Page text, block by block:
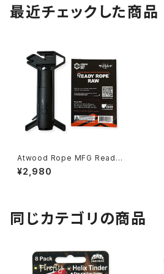
最近チェックした商品
Atwood Rope MFG Ready
Rope™ Raw コードディスペン
サー（小物入れ付）
¥2,980
同じカテゴリの商品